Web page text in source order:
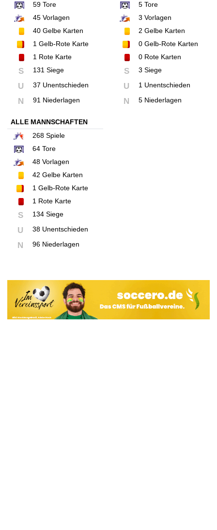
59 Tore
45 Vorlagen
40 Gelbe Karten
1 Gelb-Rote Karte
1 Rote Karte
S 131 Siege
U 37 Unentschieden
N 91 Niederlagen
5Tore
3 Vorlagen
2 Gelbe Karten
0Gelb-Rote Karten
0Rote Karten
S 3 Siege
U 1 Unentschieden
N 5 Niederlagen
ALLE MANNSCHAFTEN
268 Spiele
64 Tore
48 Vorlagen
42 Gelbe Karten
1 Gelb-Rote Karte
1 Rote Karte
S 134 Siege
U 38 Unentschieden
N 96 Niederlagen